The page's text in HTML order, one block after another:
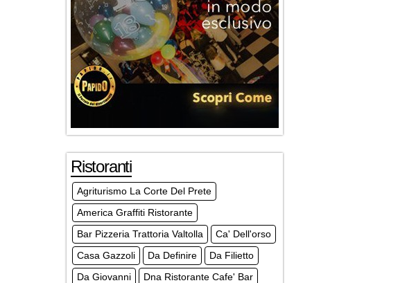
Ristoranti
Agriturismo La Corte Del Prete
America Graffiti Ristorante
Bar Pizzeria Trattoria Valtolla
Ca' Dell'orso
Casa Gazzoli
Da Definire
Da Filietto
Da Giovanni
Dna Ristorante Cafe' Bar